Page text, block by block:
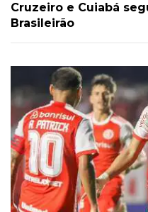
Cruzeiro e Cuiabá
Brasileirão